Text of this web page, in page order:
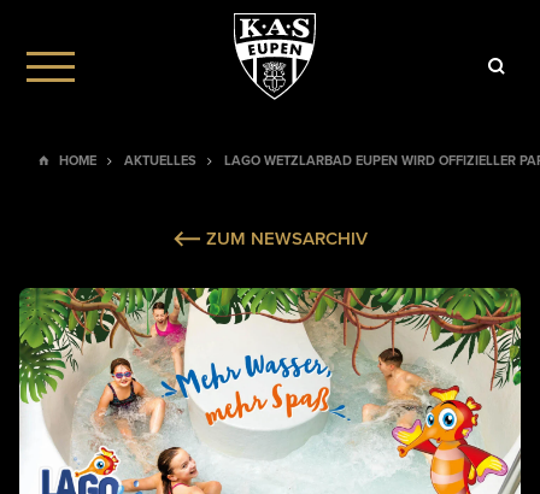
HOME AKTUELLES LAGO WETZLARBAD EUPEN WIRD OFFIZIELLER
ZUM NEWSARCHIV